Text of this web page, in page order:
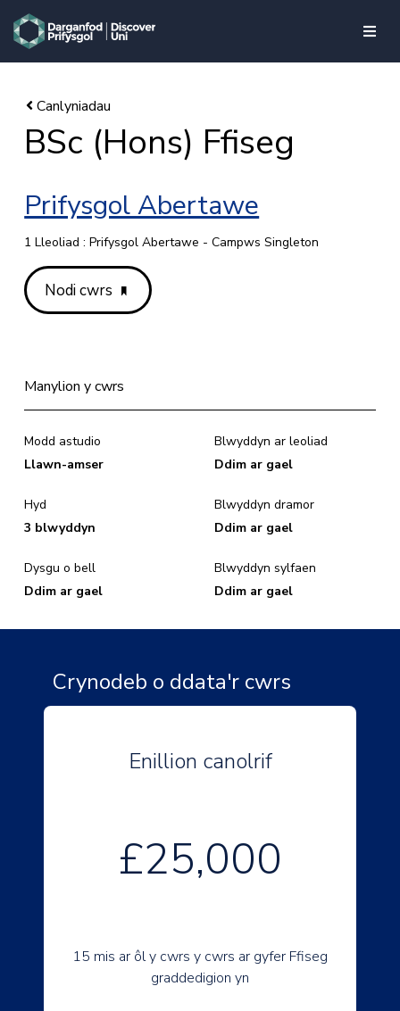
skip to main content
BSc (Hons) Ffiseg
Prifysgol Abertawe
1 Lleoliad : Prifysgol Abertawe - Campws Singleton
Nodi cwrs
Manylion y cwrs
Modd astudio
Llawn-amser
Hyd
3 blwyddyn
Dysgu o bell
Ddim ar gael
Blwyddyn ar leoliad
Ddim ar gael
Blwyddyn dramor
Ddim ar gael
Blwyddyn sylfaen
Ddim ar gael
Crynodeb o ddata'r cwrs
Enillion canolrif
£25,000
15 mis ar ôl y cwrs y cwrs ar gyfer Ffiseg
graddedigion yn